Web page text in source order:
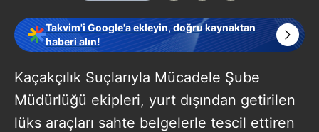
Takvim'i Google'a ekleyin, doğru kaynaktan
haberi alın!
Kaçakçılık Suçlarıyla Mücadele Şube
Müdürlüğü ekipleri, yurt dışından getirilen
lüks araçları sahte belgelerle tescil ettiren